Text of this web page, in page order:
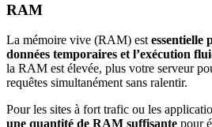
RAM
La mémoire vive (RAM) est essentielle
données temporaires et l’exécution
la RAM est élevée, plus votre serveur
requêtes simultanément sans ralentir.
Pour les sites à fort trafic ou les
une quantité de RAM suffisante pour